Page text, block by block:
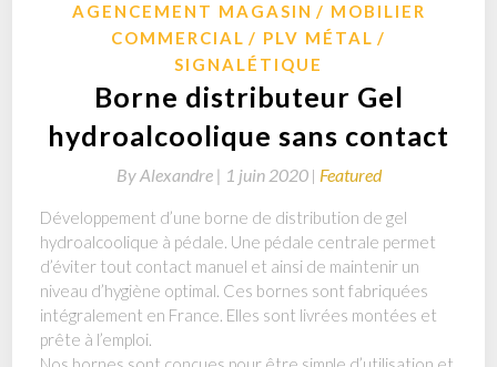
AGENCEMENT MAGASIN
MOBILIER
COMMERCIAL
PLV MÉTAL
SIGNALÉTIQUE
Borne distributeur Gel
hydroalcoolique sans contact
ByAlexandre | 1 juin 2020 Featured
Développement d’une borne de distribution de gel
hydroalcoolique à pédale. Une pédale centrale permet
d’éviter tout contact manuel et ainsi de maintenir un
niveau d’hygiène optimal. Ces bornes sont fabriquées
intégralement en France. Elles sont livrées montées et
prête à l’emploi.